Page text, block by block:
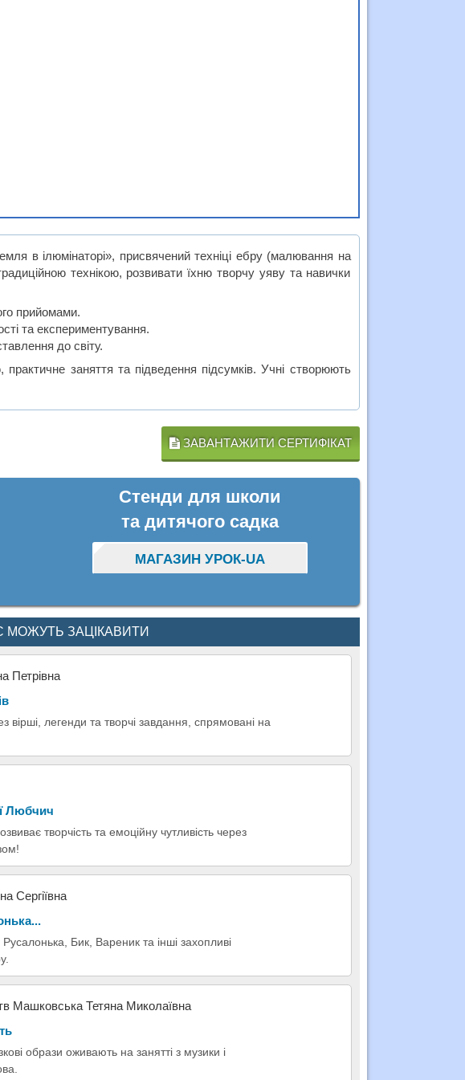
в ілюмінаторі», присвячений техніці ебру (малювання на
технікою, розвивати їхню творчу уяву та навички
прийомами.
та експериментування.
до світу.
заняття та підведення підсумків. Учні створюють
ЗАВАНТАЖИТИ СЕРТИФІКАТ
Стенди для школи
та дитячого садка
МАГАЗИН УРОК-UA
МОЖУТЬ ЗАЦІКАВИТИ
Петрівна
вірші, легенди та творчі завдання, спрямовані на
Любчич
творчість та емоційну чутливість через
Сергіївна
Бик, Вареник та інші захопливі
Машковська Тетяна Миколаївна
образи оживають на занятті з музики і